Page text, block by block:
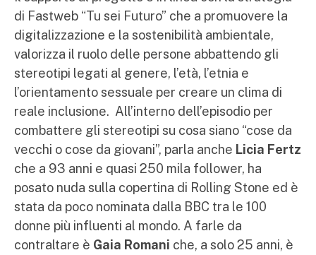
di Fastweb “Tu sei Futuro” che a promuovere la
digitalizzazione e la sostenibilità ambientale,
valorizza il ruolo delle persone abbattendo gli
stereotipi legati al genere, l’età, l’etnia e
l’orientamento sessuale per creare un clima di
reale inclusione. All’interno dell’episodio per
combattere gli stereotipi su cosa siano “cose da
vecchi o cose da giovani”, parla anche Licia Fertz
che a 93 anni e quasi 250 mila follower, ha
posato nuda sulla copertina di Rolling Stone ed è
stata da poco nominata dalla BBC tra le 100
donne più influenti al mondo. A farle da
contraltare è Gaia Romani che, a solo 25 anni, è